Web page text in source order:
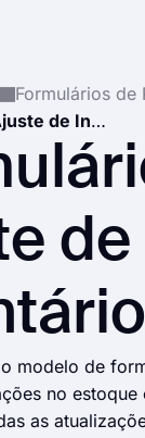
Formulários de
Formulário de Ajuste de Inventário
de
modelo de
no estoque
as